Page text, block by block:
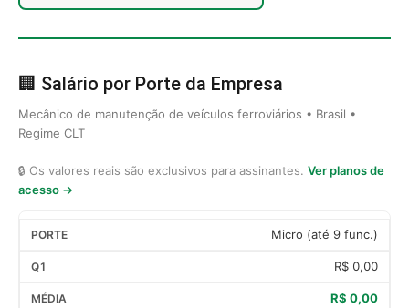
🏢 Salário por Porte da Empresa
Mecânico de manutenção de veículos ferroviários • Brasil •
Regime CLT
🔒 Os valores reais são exclusivos para assinantes. Ver planos de
acesso →
Micro (até 9 func.)
R$ 0,00
R$ 0,00